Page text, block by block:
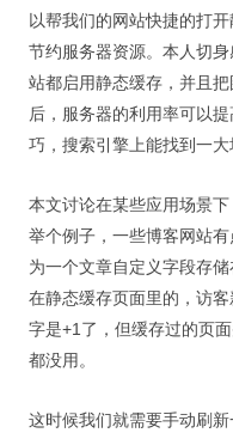
以帮我们的网站快捷的打
节约服务器资源。本人切
站都启用静态缓存，并且
后，服务器的利用率可以
巧，搜索引擎上能找到一大
本文讨论在某些应用场景下
举个例子，一些博客网站
为一个文章自定义字段存
在静态缓存页面里的，访
字是+1了，但缓存过的页
都没用。
这时候我们就需要手动刷新